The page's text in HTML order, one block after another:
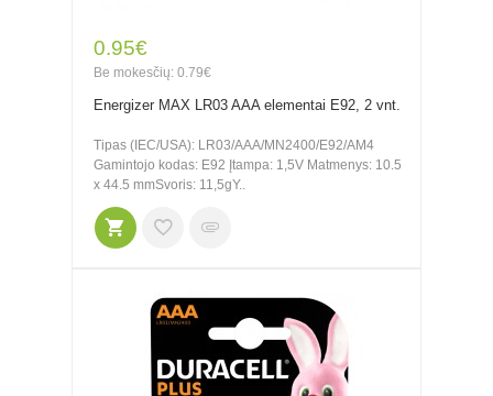
0.95€
Be mokesčių: 0.79€
Energizer MAX LR03 AAA elementai E92, 2 vnt.
Tipas (IEC/USA): LR03/AAA/MN2400/E92/AM4
Gamintojo kodas: E92 Įtampa: 1,5V Matmenys: 10.5
x 44.5 mmSvoris: 11,5gY..